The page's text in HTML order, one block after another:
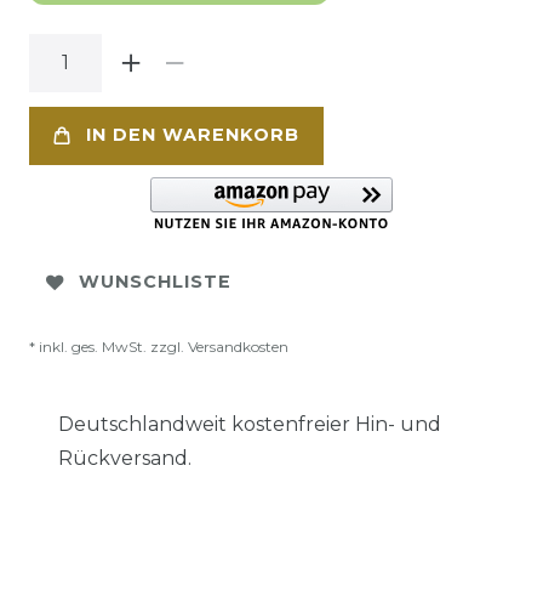
IN DEN WARENKORB
WUNSCHLISTE
* inkl. ges. MwSt. zzgl. Versandkosten
Deutschlandweit kostenfreier Hin- und
Rückversand.